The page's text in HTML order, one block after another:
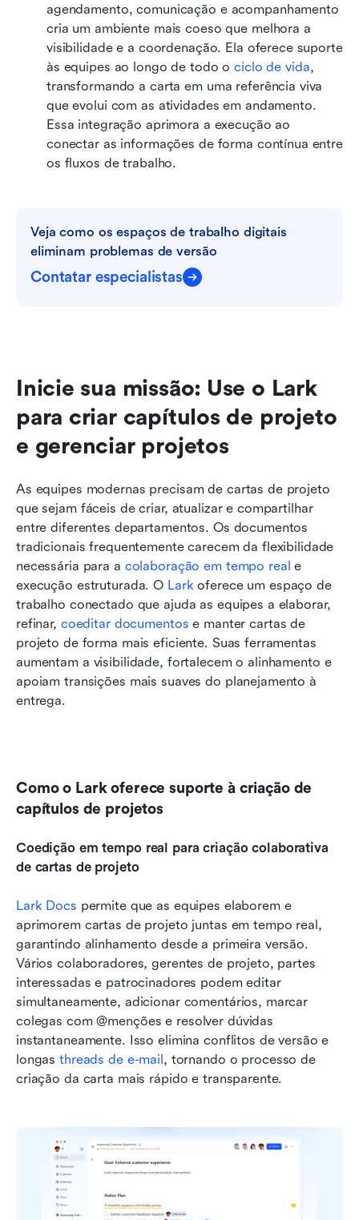
agendamento, comunicação e acompanhamento
cria um ambiente mais coeso que melhora a
visibilidade e a coordenação. Ela oferece suporte
às equipes ao longo de todo o ciclo de vida,
transformando a carta em uma referência viva
que evolui com as atividades em andamento.
Essa integração aprimora a execução ao
conectar as informações de forma contínua entre
os fluxos de trabalho.
Veja como os espaços de trabalho digitais
eliminam problemas de versão
Contatar especialistas
Inicie sua missão: Use o Lark
para criar capítulos de projeto
e gerenciar projetos
As equipes modernas precisam de cartas de projeto
que sejam fáceis de criar, atualizar e compartilhar
entre diferentes departamentos. Os documentos
tradicionais frequentemente carecem da flexibilidade
necessária para a colaboração em tempo real e
execução estruturada. O Lark oferece um espaço de
trabalho conectado que ajuda as equipes a elaborar,
refinar, coeditar documentos e manter cartas de
projeto de forma mais eficiente. Suas ferramentas
aumentam a visibilidade, fortalecem o alinhamento e
apoiam transições mais suaves do planejamento à
entrega.
Como o Lark oferece suporte à criação de
capítulos de projetos
Coedição em tempo real para criação colaborativa
de cartas de projeto
Lark Docs permite que as equipes elaborem e
aprimorem cartas de projeto juntas em tempo real,
garantindo alinhamento desde a primeira versão.
Vários colaboradores, gerentes de projeto, partes
interessadas e patrocinadores podem editar
simultaneamente, adicionar comentários, marcar
colegas com @menções e resolver dúvidas
instantaneamente. Isso elimina conflitos de versão e
longas threads de e-mail, tornando o processo de
criação da carta mais rápido e transparente.